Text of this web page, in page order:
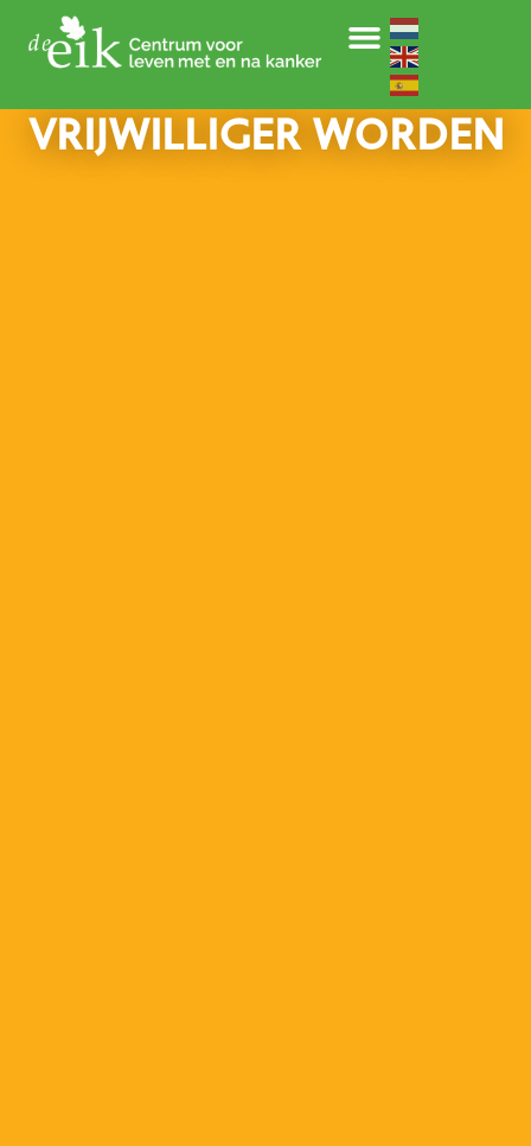
VRIJWILLIGER WORDEN